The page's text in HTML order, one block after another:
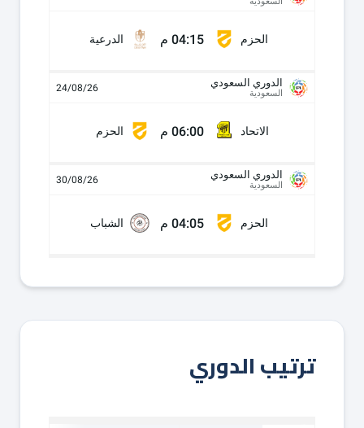
الحزم 04:15 م الدرعية
الدوري السعودي
السعودية 24/08/26
الاتحاد 06:00 م الحزم
الدوري السعودي
السعودية 30/08/26
الحزم 04:05 م الشباب
ترتيب الدوري